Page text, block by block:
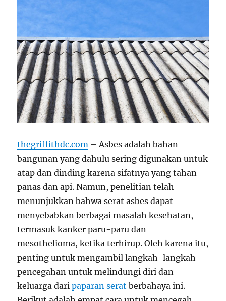
thegriffithdc.com – Asbes adalah bahan
bangunan yang dahulu sering digunakan untuk
atap dan dinding karena sifatnya yang tahan
panas dan api. Namun, penelitian telah
menunjukkan bahwa serat asbes dapat
menyebabkan berbagai masalah kesehatan,
termasuk kanker paru-paru dan
mesothelioma, ketika terhirup. Oleh karena itu,
penting untuk mengambil langkah-langkah
pencegahan untuk melindungi diri dan
keluarga daripaparan serat berbahaya ini.